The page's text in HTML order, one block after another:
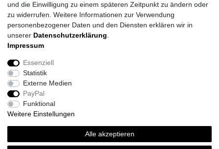
Impressum
Barrierefreiheitserklärung
Versandkosten
und die Einwilligung zu einem späteren Zeitpunkt zu ändern oder
zu widerrufen. Weitere Informationen zur Verwendung
personenbezogener Daten und den Diensten erklären wir in
unserer Daten­schutz­erklärung
Impressum
Essenziell
Statistik
Externe Medien
PayPal
Funktional
Weitere Einstellungen
Alle akzeptieren